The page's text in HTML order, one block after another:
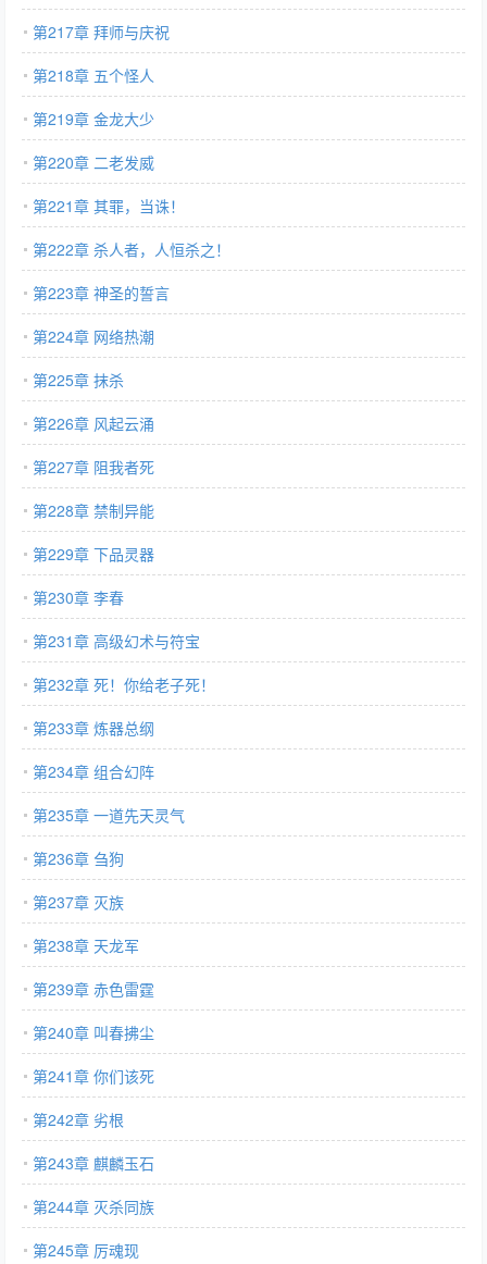
第217章 拜师与庆祝
第218章 五个怪人
第219章 金龙大少
第220章 二老发威
第221章 其罪，当诛！
第222章 杀人者，人恒杀之！
第223章 神圣的誓言
第224章 网络热潮
第225章 抹杀
第226章 风起云涌
第227章 阻我者死
第228章 禁制异能
第229章 下品灵器
第230章 李春
第231章 高级幻术与符宝
第232章 死！你给老子死！
第233章 炼器总纲
第234章 组合幻阵
第235章 一道先天灵气
第236章 刍狗
第237章 灭族
第238章 天龙军
第239章 赤色雷霆
第240章 叫春拂尘
第241章 你们该死
第242章 劣根
第243章 麒麟玉石
第244章 灭杀同族
第245章 厉魂现